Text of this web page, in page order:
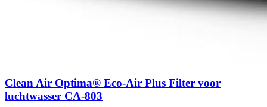
Clean Air Optima® Eco-Air Plus Filter voor
luchtwasser CA-803